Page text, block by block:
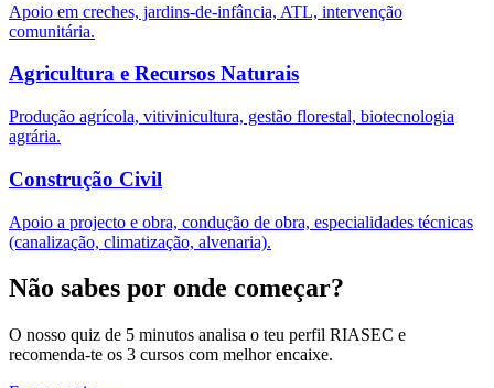
Apoio em creches, jardins-de-infância, ATL, intervenção
comunitária.
Agricultura e Recursos Naturais
Produção agrícola, vitivinicultura, gestão florestal, biotecnologia
agrária.
Construção Civil
Apoio a projecto e obra, condução de obra, especialidades técnicas
(canalização, climatização, alvenaria).
Não sabes por onde começar?
O nosso quiz de 5 minutos analisa o teu perfil RIASEC e
recomenda-te os 3 cursos com melhor encaixe.